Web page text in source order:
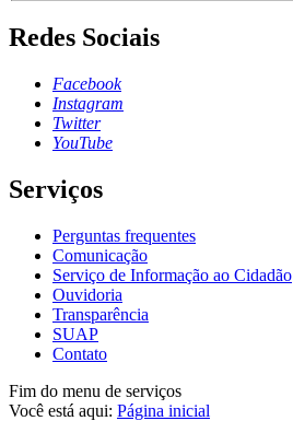
Redes Sociais
Facebook
Instagram
Twitter
YouTube
Serviços
Perguntas frequentes
Comunicação
Serviço de Informação ao Cidadão
Ouvidoria
Transparência
SUAP
Contato
Fim do menu de serviços
Você está aqui: Página inicial